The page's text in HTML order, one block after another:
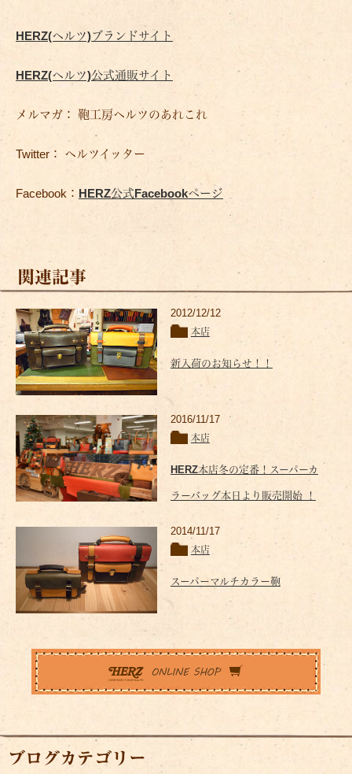
HERZ(ヘルツ)ブランドサイト
HERZ(ヘルツ)公式通販サイト
メルマガ： 鞄工房ヘルツのあれこれ
Twitter： ヘルツイッター
Facebook： HERZ公式Facebookページ
関連記事
2012/12/12
本店
新入荷のお知らせ！！
2016/11/17
本店
HERZ本店冬の定番！スーパーカ
ラーバッグ本日より販売開始 ！
2014/11/17
本店
スーパーマルチカラー鞄
ブログカテゴリー